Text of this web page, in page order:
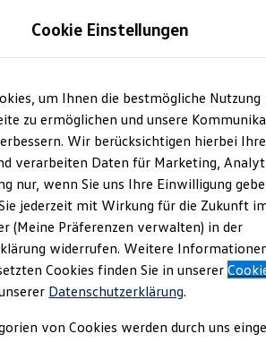
Fahrzeuge
Marktplatz
und Gebrauchtwagen
Cookie Einstellungen
um Ihnen die bestmögliche Nutzung
zu ermöglichen und unsere
Wir berücksichtigen hierbei Ihre
verarbeiten Daten für Marketing,
nur, wenn Sie uns Ihre Einwilligung
jederzeit mit Wirkung für die Zukunft
(Meine Präferenzen verwalten) in der
widerrufen. Weitere
Cookies finden Sie in unserer
Datenschutzerklärung.
von Cookies werden durch uns